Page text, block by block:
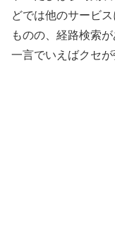
どでは他のサービ
ものの、経路検索
一言でいえばクセが